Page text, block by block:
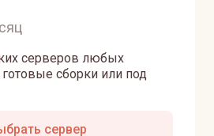
серверов любых
сборки или под
сервер